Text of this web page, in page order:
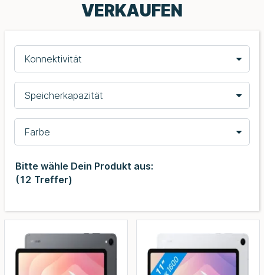
VERKAUFEN
Konnektivität
Speicherkapazität
Farbe
Bitte wähle Dein Produkt aus:
(12 Treffer)